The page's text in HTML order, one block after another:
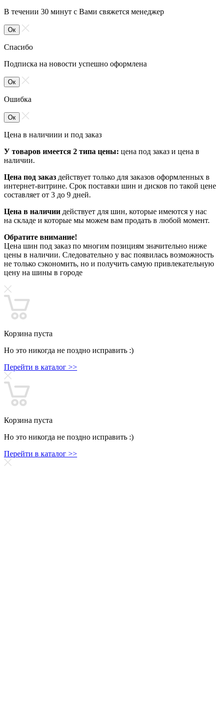
В течении 30 минут с Вами свяжется менеджер
Ок
Спасибо
Подписка на новости успешно оформлена
Ок
Ошибка
Ок
Цена в наличиии и под заказ
У товаров имеется 2 типа цены: цена под заказ и цена в
наличии.
Цена под заказ действует только для заказов оформленных в
интернет-витрине. Срок поставки шин и дисков по такой цене
составляет от 3 до 9 дней.
Цена в наличии действует для шин, которые имеются у нас
на складе и которые мы можем вам продать в любой момент.
Обратите внимание!
Цена шин под заказ по многим позициям значительно ниже
цены в наличии. Следовательно у вас появилась возможность
не только сэкономить, но и получить самую привлекательную
цену на шины в городе
Корзина пуста
Но это никогда не поздно исправить :)
Перейти в каталог >>
Корзина пуста
Но это никогда не поздно исправить :)
Перейти в каталог >>